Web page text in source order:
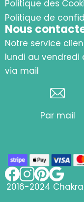
Politique des
Politique de
Nous
Notre service
lundi au vendredi
via mail
Par mail
2016-2024